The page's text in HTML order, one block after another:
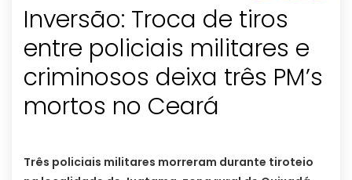
Inversão: Troca de tiros
entre policiais militares e
criminosos deixa três PM’s
mortos no Ceará
Três policiais militares morreram durante tiroteio